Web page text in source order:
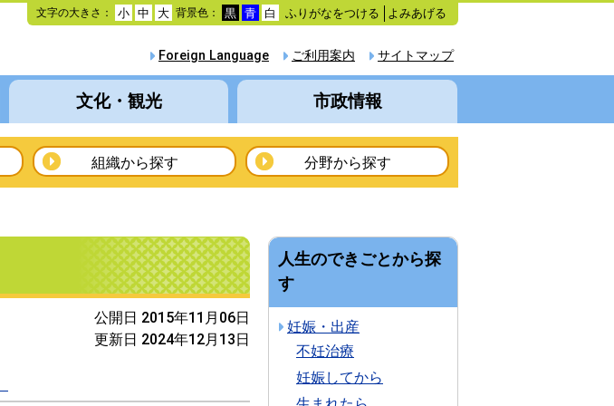
本
文
動
文字の大きさ： 小 中 大 背景色： 黒 青 白 ふりがなをつける よみあげる
サイトマップ
ご利用案内
Foreign Language
文化・観光 市政情報
組織から探す 分野から探す
公開日 2015年11月06日
更新日 2024年12月13日
人生のできごとから探
す
妊娠・出産
不妊治療
妊娠してから